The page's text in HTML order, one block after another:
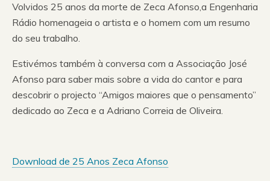
Volvidos 25 anos da morte de Zeca Afonso,a Engenharia
Rádio homenageia o artista e o homem com um resumo
do seu trabalho.
Estivémos também à conversa com a Associação José
Afonso para saber mais sobre a vida do cantor e para
descobrir o projecto “Amigos maiores que o pensamento”
dedicado ao Zeca e a Adriano Correia de Oliveira.
Download de 25 Anos Zeca Afonso